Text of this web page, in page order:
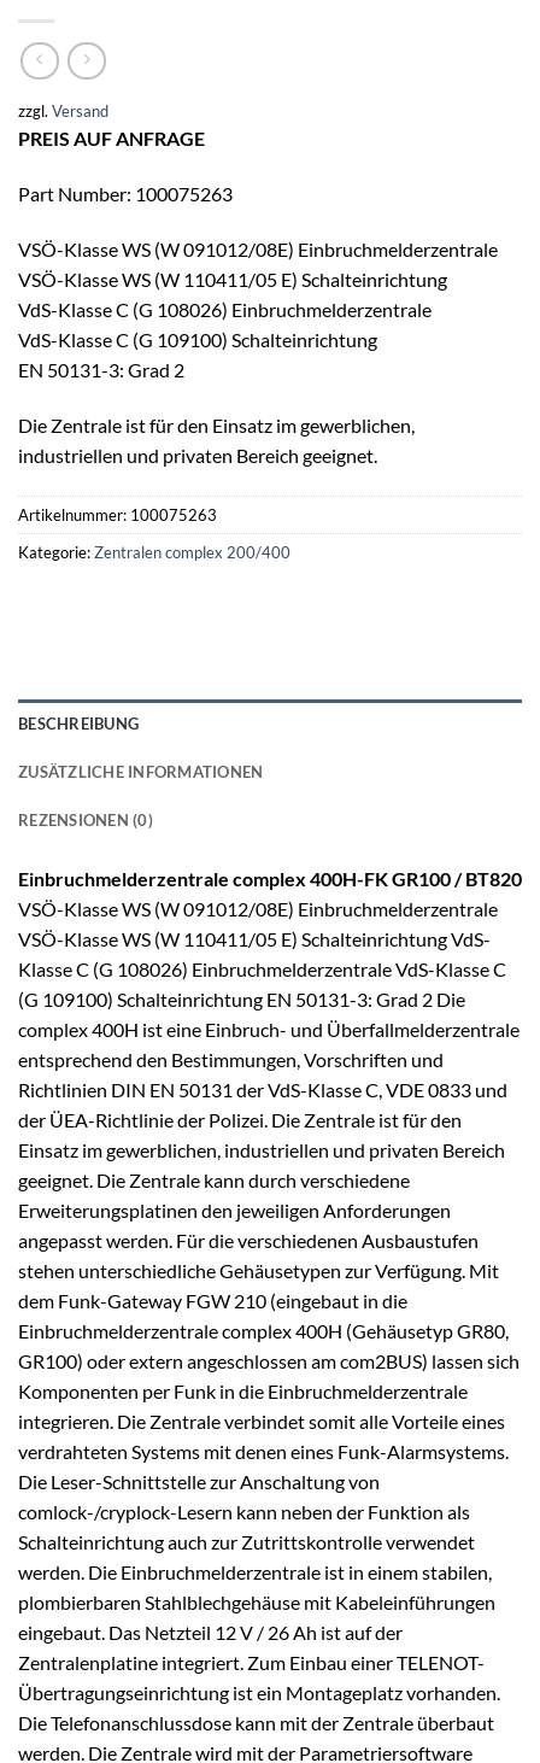
zzgl. Versand
PREIS AUF ANFRAGE
Part Number: 100075263
VSÖ-Klasse WS (W 091012/08E) Einbruchmelderzentrale
VSÖ-Klasse WS (W 110411/05 E) Schalteinrichtung
VdS-Klasse C (G 108026) Einbruchmelderzentrale
VdS-Klasse C (G 109100) Schalteinrichtung
EN 50131-3: Grad 2
Die Zentrale ist für den Einsatz im gewerblichen,
industriellen und privaten Bereich geeignet.
Artikelnummer: 100075263
Kategorie:Zentralen complex 200/400
BESCHREIBUNG
ZUSÄTZLICHE INFORMATIONEN
REZENSIONEN (0)
Einbruchmelderzentrale complex 400H-FK GR100 / BT820
VSÖ-Klasse WS (W 091012/08E) Einbruchmelderzentrale
VSÖ-Klasse WS (W 110411/05 E) Schalteinrichtung VdS-
Klasse C (G 108026) Einbruchmelderzentrale VdS-Klasse C
(G 109100) Schalteinrichtung EN 50131-3: Grad 2 Die
complex 400H ist eine Einbruch- und Überfallmelderzentrale
entsprechend den Bestimmungen, Vorschriften und
Richtlinien DIN EN 50131 der VdS-Klasse C, VDE 0833 und
der ÜEA-Richtlinie der Polizei. Die Zentrale ist für den
Einsatz im gewerblichen, industriellen und privaten Bereich
geeignet. Die Zentrale kann durch verschiedene
Erweiterungsplatinen den jeweiligen Anforderungen
angepasst werden. Für die verschiedenen Ausbaustufen
stehen unterschiedliche Gehäusetypen zur Verfügung. Mit
dem Funk-Gateway FGW 210 (eingebaut in die
Einbruchmelderzentrale complex 400H (Gehäusetyp GR80,
GR100) oder extern angeschlossen am com2BUS) lassen sich
Komponenten per Funk in die Einbruchmelderzentrale
integrieren. Die Zentrale verbindet somit alle Vorteile eines
verdrahteten Systems mit denen eines Funk-Alarmsystems.
Die Leser-Schnittstelle zur Anschaltung von
comlock-/cryplock-Lesern kann neben der Funktion als
Schalteinrichtung auch zur Zutrittskontrolle verwendet
werden. Die Einbruchmelderzentrale ist in einem stabilen,
plombierbaren Stahlblechgehäuse mit Kabeleinführungen
eingebaut. Das Netzteil 12 V / 26 Ah ist auf der
Zentralenplatine integriert. Zum Einbau einer TELENOT-
Übertragungseinrichtung ist ein Montageplatz vorhanden.
Die Telefonanschlussdose kann mit der Zentrale überbaut
werden. Die Zentrale wird mit der Parametriersoftware